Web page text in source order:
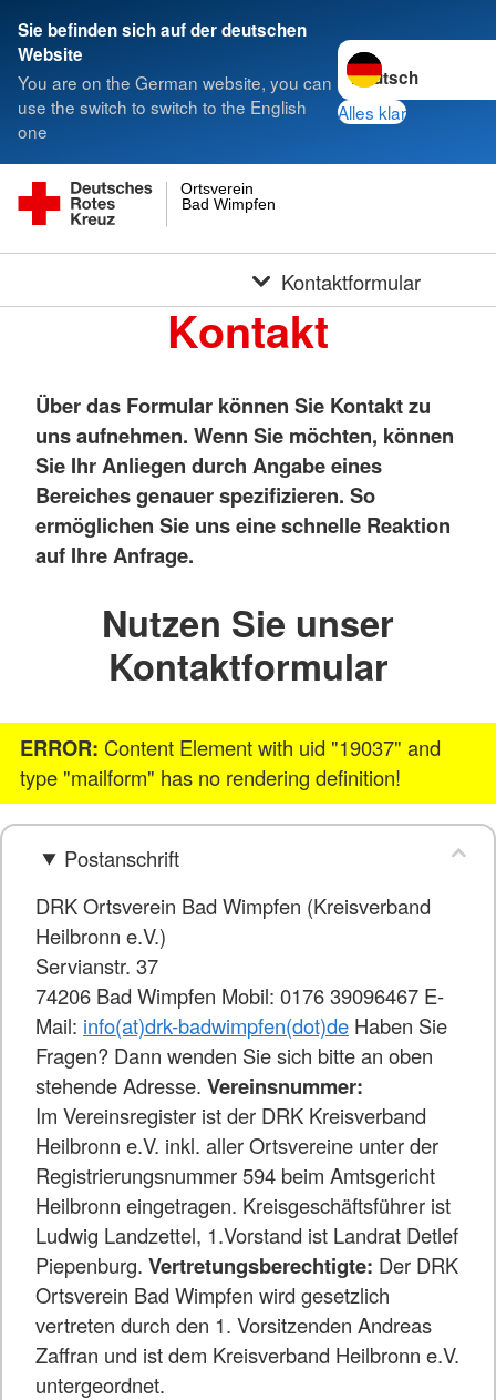
Sie befinden sich auf der deutschen
Website
You are on the German website, you can
use the switch to switch to the English
one
Sprache wechseln
Alles klar
Bad Wimpfen
Ortsverein
Kontaktformular
Kontakt
Über das Formular können Sie Kontakt zu
uns aufnehmen. Wenn Sie möchten, können
Sie Ihr Anliegen durch Angabe eines
Bereiches genauer spezifizieren. So
ermöglichen Sie uns eine schnelle Reaktion
auf Ihre Anfrage.
Nutzen Sie unser
Kontaktformular
ERROR: Content Element with uid "19037" and
type "mailform" has no rendering definition!
Postanschrift
DRK Ortsverein Bad Wimpfen (Kreisverband
Heilbronn e.V.)
Servianstr. 37
74206 Bad Wimpfen Mobil: 0176 39096467 E-
Mail: info(at)drk-badwimpfen(dot)de Haben Sie
Fragen? Dann wenden Sie sich bitte an oben
stehende Adresse. Vereinsnummer:
Im Vereinsregister ist der DRK Kreisverband
Heilbronn e.V. inkl. aller Ortsvereine unter der
Registrierungsnummer 594 beim Amtsgericht
Heilbronn eingetragen. Kreisgeschäftsführer ist
Ludwig Landzettel, 1.Vorstand ist Landrat Detlef
Piepenburg. Vertretungsberechtigte: Der DRK
Ortsverein Bad Wimpfen wird gesetzlich
vertreten durch den 1. Vorsitzenden Andreas
Zaffran und ist dem Kreisverband Heilbronn e.V.
untergeordnet.